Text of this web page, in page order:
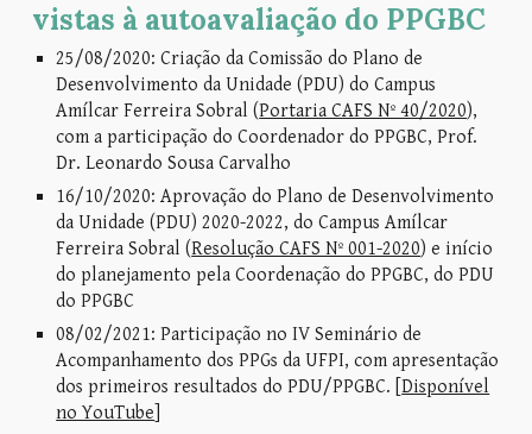
vistas à autoavaliação do PPGBC
25/08/2020: Criação da Comissão do Plano de
Desenvolvimento da Unidade (PDU) do Campus
Amílcar Ferreira Sobral (Portaria CAFS Nº 40/2020),
com a participação do Coordenador do PPGBC, Prof.
Dr. Leonardo Sousa Carvalho
16/10/2020: Aprovação doPlano de Desenvolvimento
da Unidade (PDU) 2020-2022, do Campus Amílcar
Ferreira Sobral (Resolução CAFS Nº 001-2020) e início
do planejamento pela Coordenação do PPGBC, do PDU
do PPGBC
08/02/2021: Participação no IV Seminário de
Acompanhamento dos PPGs da UFPI, com apresentação
dos primeiros resultados do PDU/PPGBC. [Disponível
no YouTube